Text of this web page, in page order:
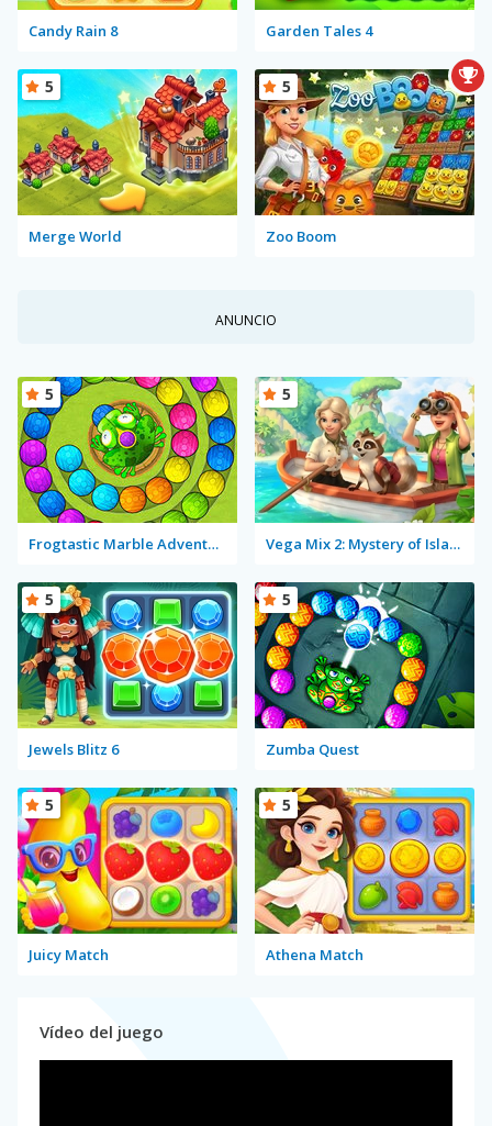
Candy Rain 8 Garden Tales 4
Merge World
5
Zoo Boom
5
ANUNCIO
Frogtastic Marble Adventure
5
Vega Mix 2: Mystery of Island
5
Jewels Blitz 6
5
Zumba Quest
5
Juicy Match
5
Athena Match
5
Vídeo del juego